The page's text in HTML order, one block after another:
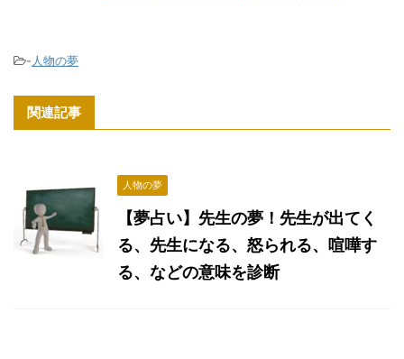
- 人物の夢
関連記事
人物の夢
【夢占い】先生の夢！先生が出てく
る、先生になる、怒られる、喧嘩す
る、などの意味を診断